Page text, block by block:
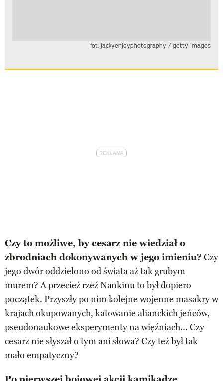
fot. jackyenjoyphotography / getty images
Czy to możliwe, by cesarz nie wiedział o
zbrodniach dokonywanych w jego imieniu? Czy
jego dwór oddzielono od świata aż tak grubym
murem? A przecież rzeź Nankinu to był dopiero
początek. Przyszły po nim kolejne wojenne masakry w
krajach okupowanych, katowanie alianckich jeńców,
pseudonaukowe eksperymenty na więźniach... Czy
cesarz nie słyszał o tym ani słowa? Czy też był tak
mało empatyczny?